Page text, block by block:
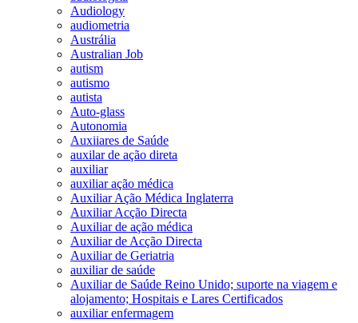
Audiology
audiometria
Austrália
Australian Job
autism
autismo
autista
Auto-glass
Autonomia
Auxiiares de Saúde
auxilar de ação direta
auxiliar
auxiliar ação médica
Auxiliar Ação Médica Inglaterra
Auxiliar Acção Directa
Auxiliar de ação médica
Auxiliar de Acção Directa
Auxiliar de Geriatria
auxiliar de saúde
Auxiliar de Saúde Reino Unido; suporte na viagem e
alojamento; Hospitais e Lares Certificados
auxiliar enfermagem